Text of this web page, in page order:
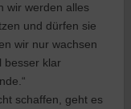
wir werden alles
und dürfen sie
wir nur wachsen
besser klar
schaffen, geht es